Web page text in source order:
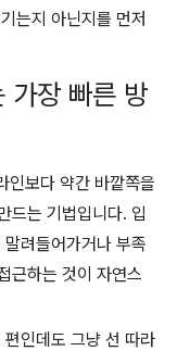
는지 아닌지를 먼저
가장 빠른 방
보다 약간 바깥쪽을
드는 기법입니다. 입
려들어가거나 부족
근하는 것이 자연스
인데도 그냥 선 따라